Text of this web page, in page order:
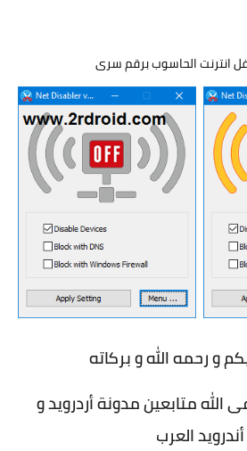
و رحمه الله و بركاته
الله متابعين مدونة أردرويد و
أندرويد العرب